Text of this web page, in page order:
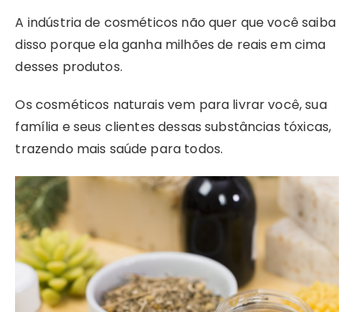
A indústria de cosméticos não quer que você saiba
disso porque ela ganha milhões de reais em cima
desses produtos.
Os cosméticos naturais vem para livrar você, sua
família e seus clientes dessas substâncias tóxicas,
trazendo mais saúde para todos.